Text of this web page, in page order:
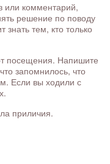
или комментарий,
решение по поводу
знать тем, кто только
посещения. Напишите
запомнилось, что
Если вы ходили с
приличия.